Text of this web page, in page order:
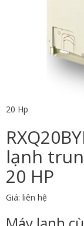
20 Hp
lạnh
20 HP
Giá: liên hệ